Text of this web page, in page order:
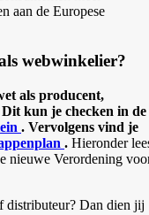
aan de Europese
webwinkelier?
als producent,
kun je checken in de
. Vervolgens vind je
. Hieronder
nieuwe Verordening
distributeur? Dan dien jij